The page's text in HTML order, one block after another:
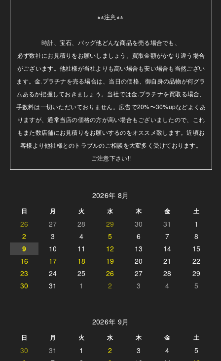
※※注意※※
時計、宝石、バッグ他どんな商品を売る場合でも、
必ず数社にお見積りをお願いしましょう。買取金額がかなり違う場合
がございます。他社様が当社よりも高い場合も安い場合も当然ござい
ます。金.プラチナを売る場合は、当日の価格、御自身の品物が何グラ
ムあるか把握しておきましょう。当社では金.プラチナを買取る場合、
手数料は一切いただいておりません。広告で20%〜30%upなどよくあ
りますが、通常当店の価格の方が高い場合もございましたので、これ
もまた数店舗にお見積りをお願いするのをオススメ致します。近頃お
客様より他社様とのトラブルのご相談を大変多く受けております。
ご注意下さい!!
2026年 8月
日 月 火 水 木 金 土
26 27 28 29 30 31
1
2
3 4 5 6 7
8
9
10 11 12 13 14
15
16
17 18 19 20 21
22
23
24 25 26 27 28
29
30
31 1 2 3 4 5
2026年 9月
日 月 火 水 木 金 土
30 31 1 2 3 4
5